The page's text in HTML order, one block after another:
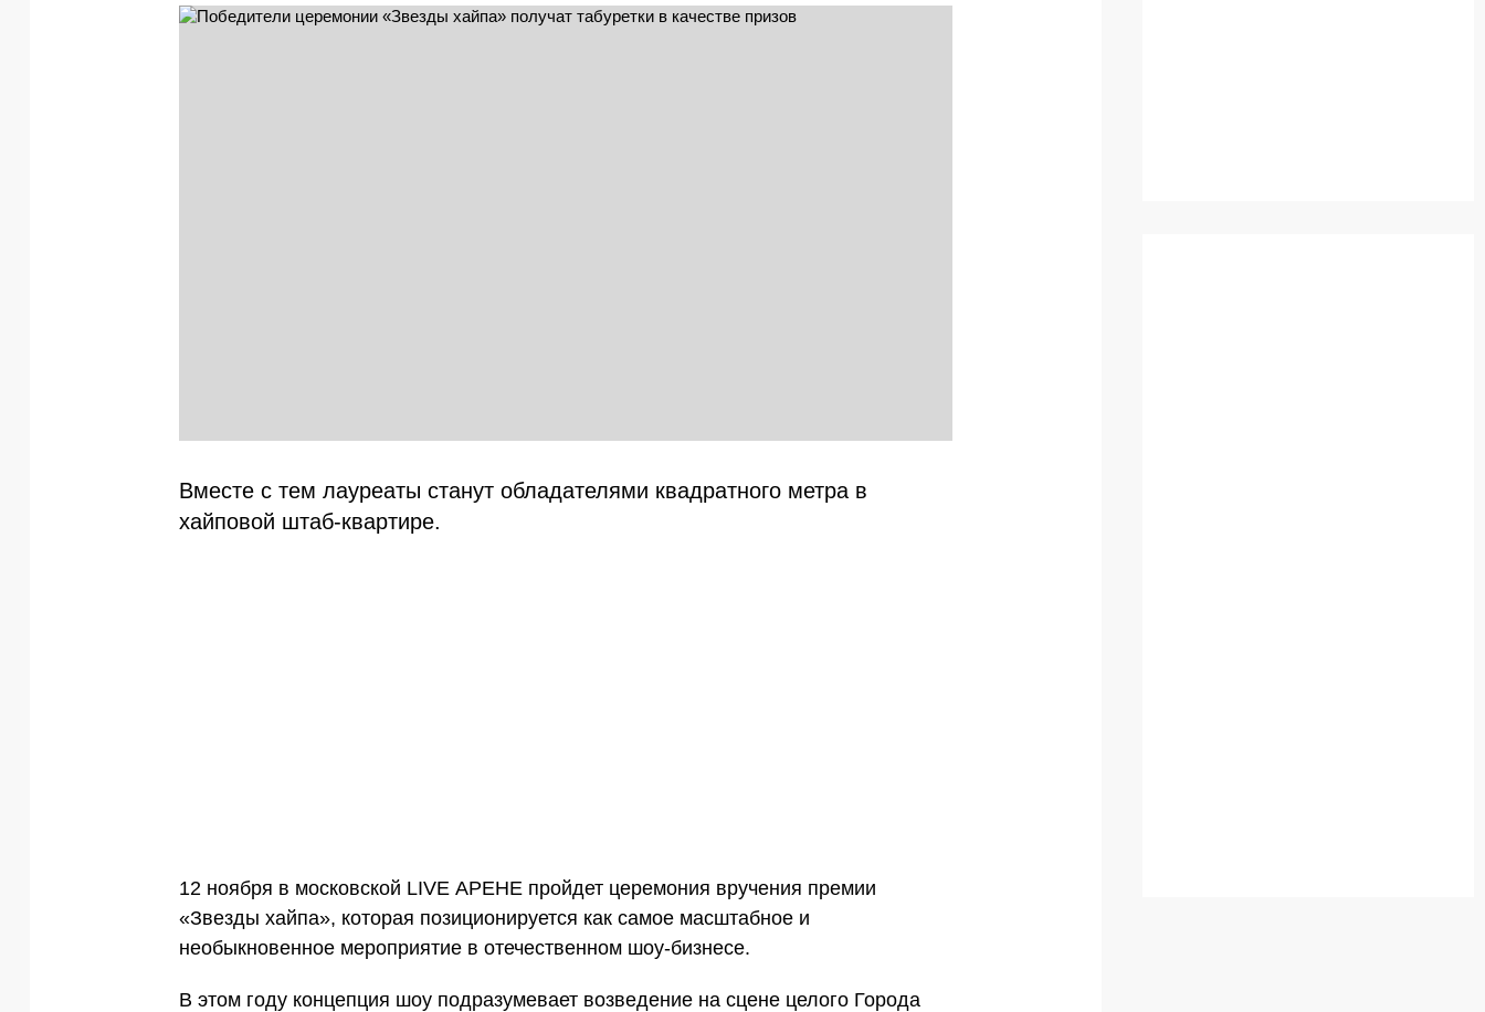
Вместе с тем лауреаты станут обладателями квадратного метра в
хайповой штаб-квартире.
12 ноября в московской LIVE АРЕНЕ пройдет церемония вручения премии
«Звезды хайпа», которая позиционируется как самое масштабное и
необыкновенное мероприятие в отечественном шоу-бизнесе.
В этом году концепция шоу подразумевает возведение на сцене целого Города